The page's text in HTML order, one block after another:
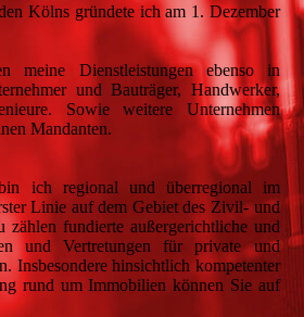
Kölns gründete ich am 1. Dezember
meine Dienstleistungen ebenso in
und Bauträger, Handwerker,
Sowie weitere Unternehmen
Mandanten.
ich regional und überregional im
Linie auf dem Gebiet des Zivil- und
zählen fundierte außergerichtliche und
und Vertretungen für private und
Insbesondere hinsichtlich kompetenter
rund um Immobilien können Sie auf